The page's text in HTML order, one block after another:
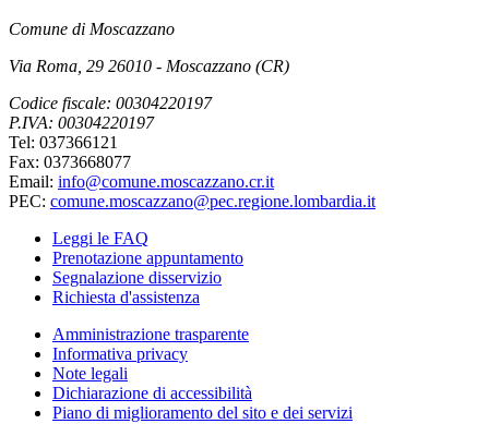
Comune di Moscazzano
Via Roma, 29 26010 - Moscazzano (CR)
Codice fiscale: 00304220197
P.IVA: 00304220197
Tel: 037366121
Fax: 0373668077
Email: info@comune.moscazzano.cr.it
PEC: comune.moscazzano@pec.regione.lombardia.it
Leggi le FAQ
Prenotazione appuntamento
Segnalazione disservizio
Richiesta d'assistenza
Amministrazione trasparente
Informativa privacy
Note legali
Dichiarazione di accessibilità
Piano di miglioramento del sito e dei servizi